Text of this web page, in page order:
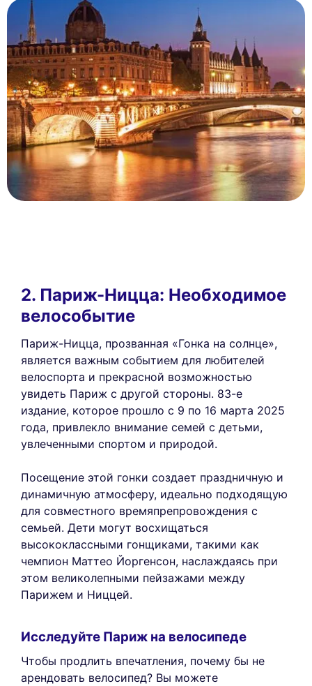
2. Париж-Ницца: Необходимое
велособытие
Париж-Ницца, прозванная «Гонка на солнце»,
является важным событием для любителей
велоспорта и прекрасной возможностью
увидеть Париж с другой стороны. 83-е
издание, которое прошло с 9 по 16 марта 2025
года, привлекло внимание семей с детьми,
увлеченными спортом и природой.
Посещение этой гонки создает праздничную и
динамичную атмосферу, идеально подходящую
для совместного времяпрепровождения с
семьей. Дети могут восхищаться
высококлассными гонщиками, такими как
чемпион Маттео Йоргенсон, наслаждаясь при
этом великолепными пейзажами между
Парижем и Ниццей.
Исследуйте Париж на велосипеде
Чтобы продлить впечатления, почему бы не
арендовать велосипед? Вы можете